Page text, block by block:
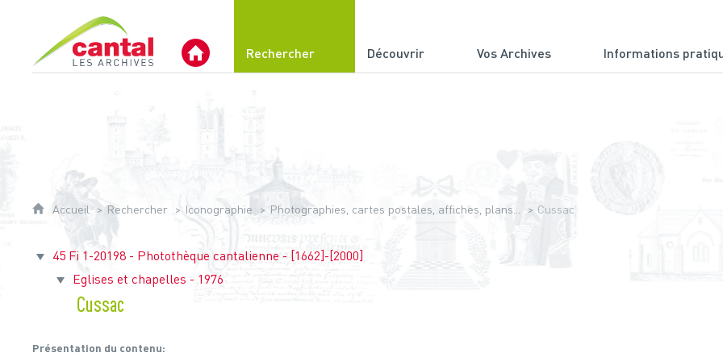
Archives Départementales du Cantal
Rechercher Découvrir Vos Archives Informations
Accueil Rechercher Iconographie Photographies, cartes postales, affiches, plans... Cussac
45 Fi 1-20198 - Photothèque cantalienne - [1662]-[2000]
Eglises et chapelles - 1976
Cussac
Présentation du contenu